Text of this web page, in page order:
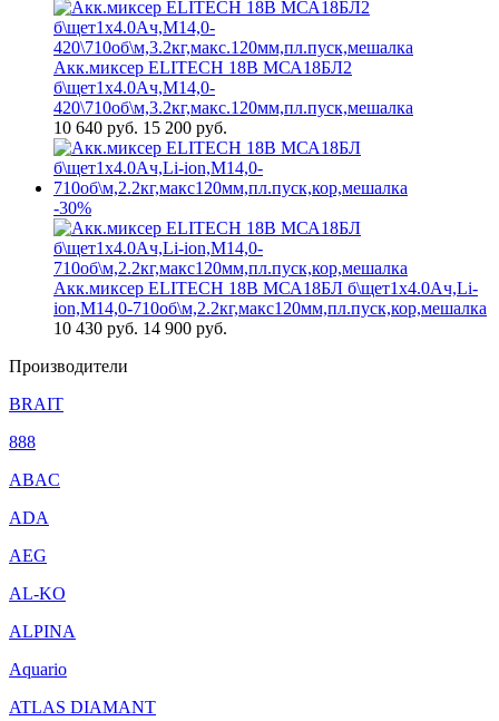
Акк.миксер ELITECH 18В МСА18БЛ2
б\щет1х4.0Ач,М14,0-
420\710об\м,3.2кг,макс.120мм,пл.пуск,мешалка
10 640 руб. 15 200 руб.
-30%
Акк.миксер ELITECH 18В МСА18БЛ б\щет1х4.0Ач,Li-
ion,М14,0-710об\м,2.2кг,макс120мм,пл.пуск,кор,мешалка
10 430 руб. 14 900 руб.
Производители
BRAIT
888
ABAC
ADA
AEG
AL-KO
ALPINA
Aquario
ATLAS DIAMANT